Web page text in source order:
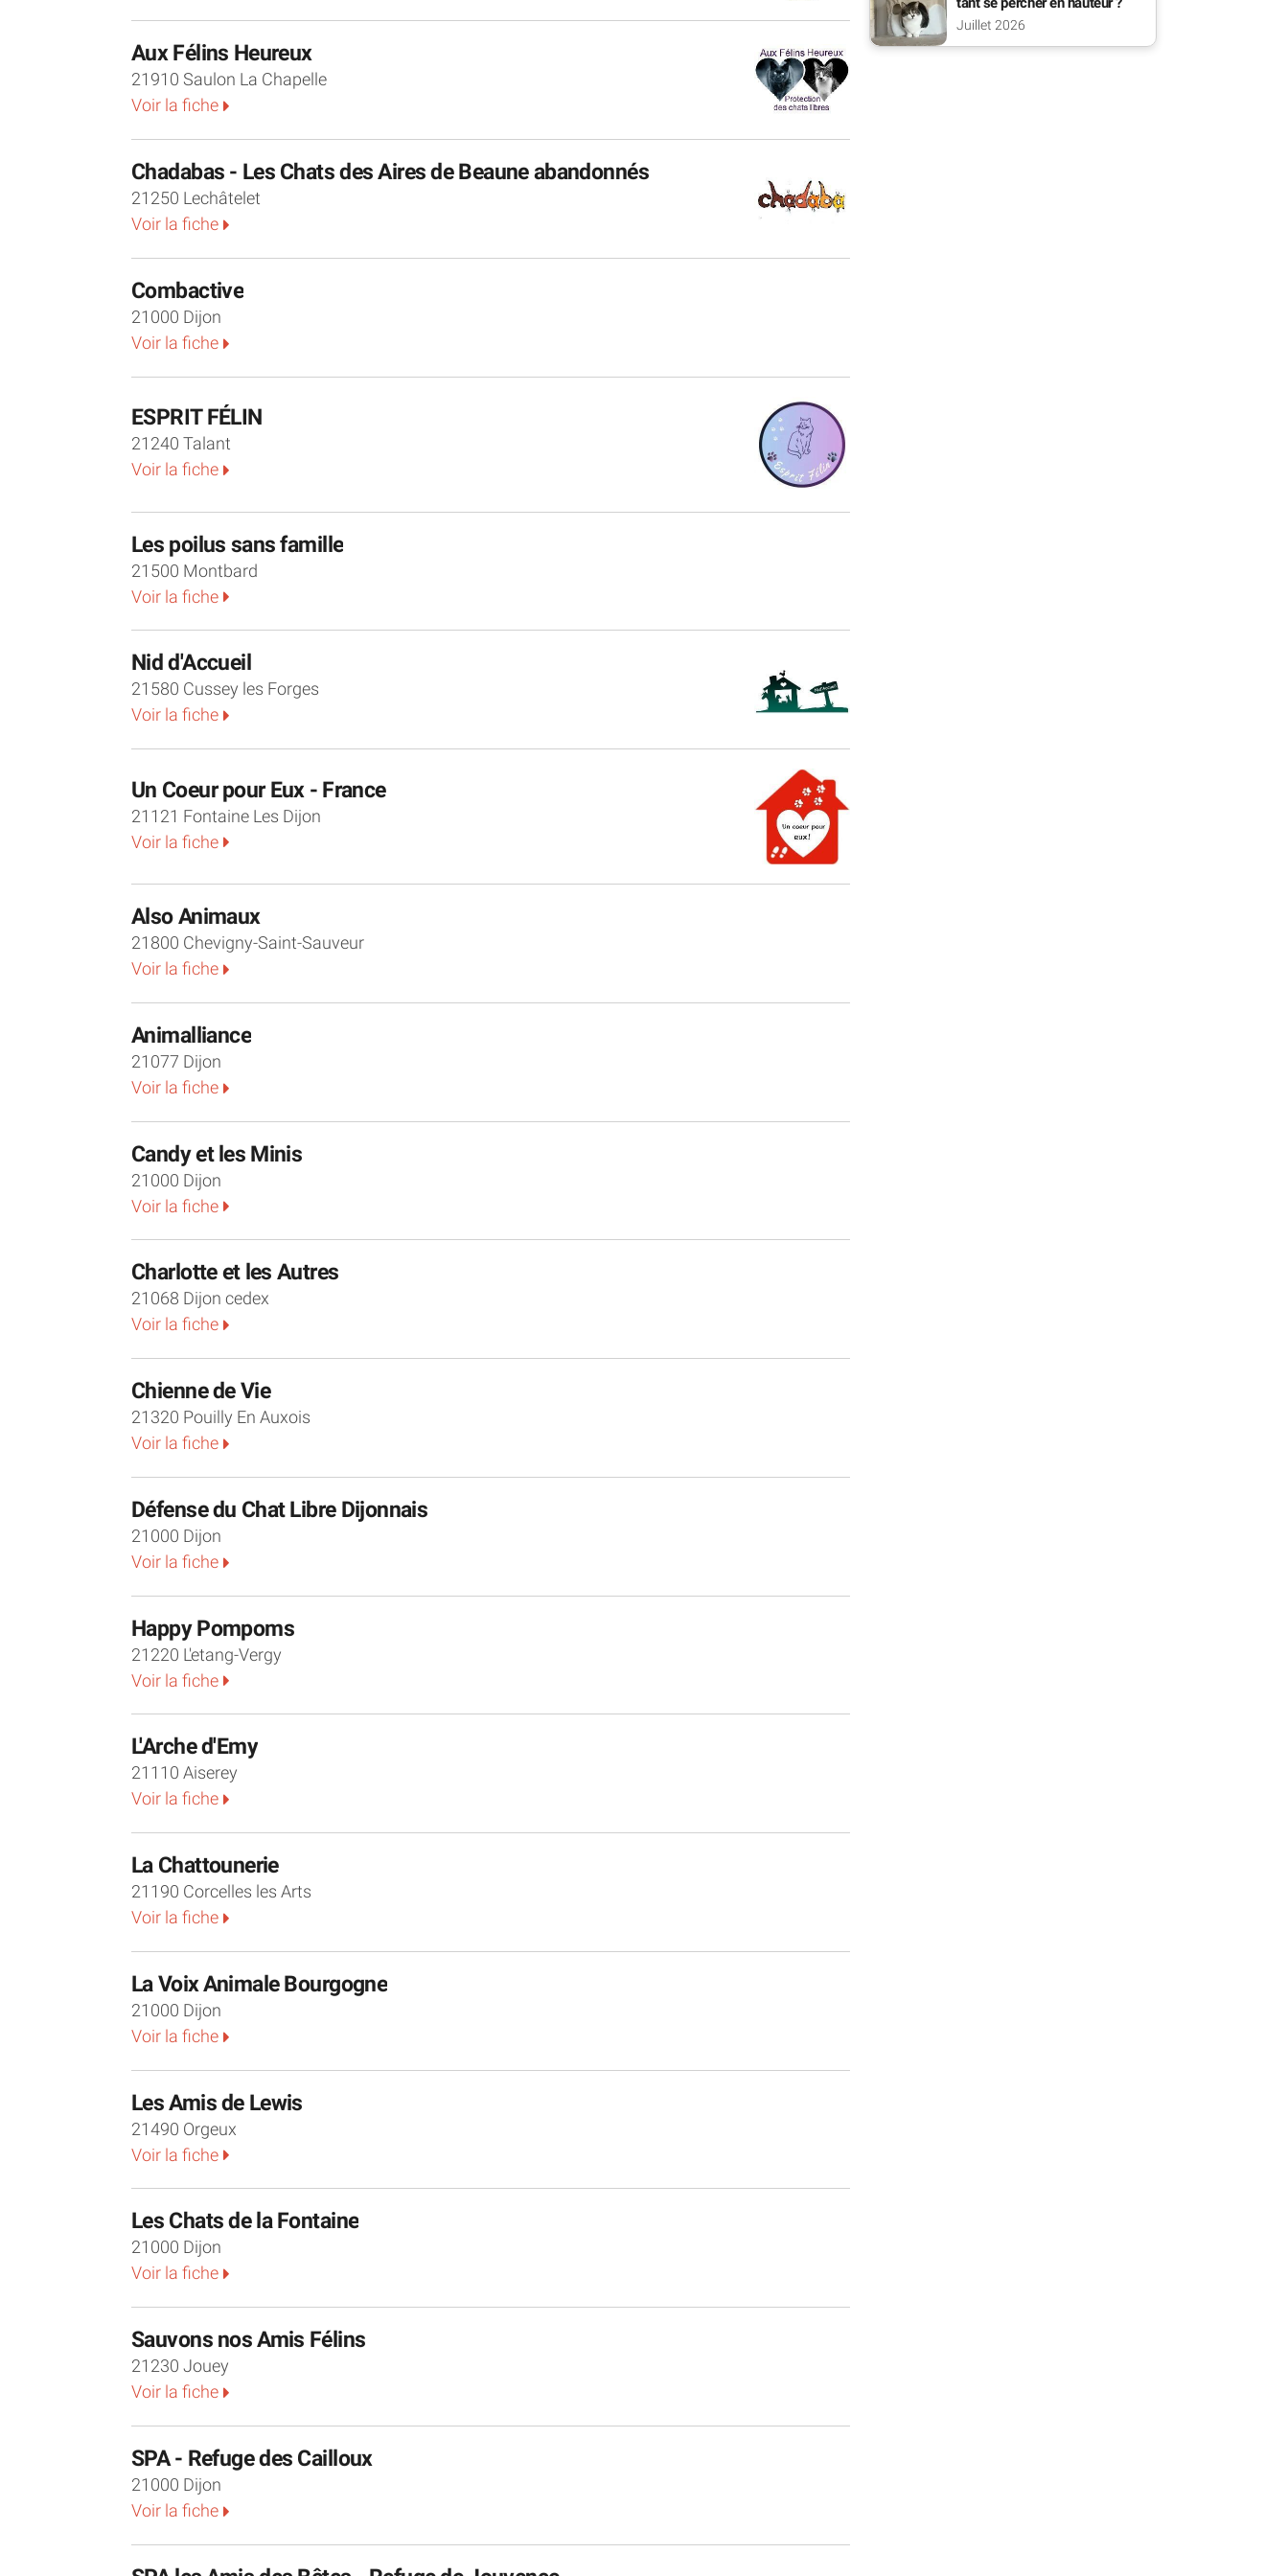
Aux Félins Heureux
21910 Saulon La Chapelle
Voir la fiche
Chadabas - Les Chats des Aires de Beaune abandonnés
21250 Lechâtelet
Voir la fiche
Combactive
21000 Dijon
Voir la fiche
ESPRIT FÉLIN
21240 Talant
Voir la fiche
Les poilus sans famille
21500 Montbard
Voir la fiche
Nid d'Accueil
21580 Cussey les Forges
Voir la fiche
Un Coeur pour Eux - France
21121 Fontaine Les Dijon
Voir la fiche
Also Animaux
21800 Chevigny-Saint-Sauveur
Voir la fiche
Animalliance
21077 Dijon
Voir la fiche
Candy et les Minis
21000 Dijon
Voir la fiche
Charlotte et les Autres
21068 Dijon cedex
Voir la fiche
Chienne de Vie
21320 Pouilly En Auxois
Voir la fiche
Défense du Chat Libre Dijonnais
21000 Dijon
Voir la fiche
Happy Pompoms
21220 L'etang-Vergy
Voir la fiche
L'Arche d'Emy
21110 Aiserey
Voir la fiche
La Chattounerie
21190 Corcelles les Arts
Voir la fiche
La Voix Animale Bourgogne
21000 Dijon
Voir la fiche
Les Amis de Lewis
21490 Orgeux
Voir la fiche
Les Chats de la Fontaine
21000 Dijon
Voir la fiche
Sauvons nos Amis Félins
21230 Jouey
Voir la fiche
SPA - Refuge des Cailloux
21000 Dijon
Voir la fiche
Juillet 2026